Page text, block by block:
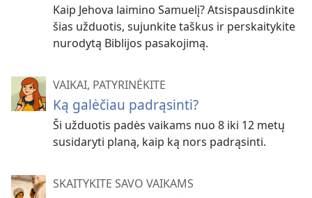
Kaip Jehova laimino Samuelį? Atsispausdinkite
šias užduotis, sujunkite taškus ir perskaitykite
nurodytą Biblijos pasakojimą.
VAIKAI, PATYRINĖKITE
Ką galėčiau padrąsinti?
Ši užduotis padės vaikams nuo 8 iki 12 metų
susidaryti planą, kaip ką nors padrąsinti.
SKAITYKITE SAVO VAIKAMS